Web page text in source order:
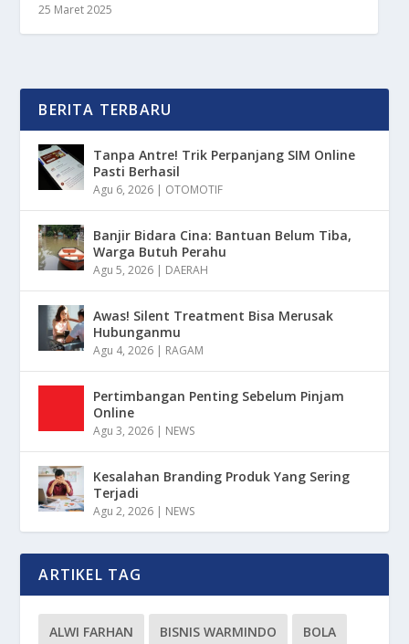
25 Maret 2025
BERITA TERBARU
Tanpa Antre! Trik Perpanjang SIM Online
Pasti Berhasil
Agu 6, 2026 | OTOMOTIF
Banjir Bidara Cina: Bantuan Belum Tiba,
Warga Butuh Perahu
Agu 5, 2026 | DAERAH
Awas! Silent Treatment Bisa Merusak
Hubunganmu
Agu 4, 2026 | RAGAM
Pertimbangan Penting Sebelum Pinjam
Online
Agu 3, 2026 | NEWS
Kesalahan Branding Produk Yang Sering
Terjadi
Agu 2, 2026 | NEWS
ARTIKEL TAG
ALWI FARHAN BISNIS WARMINDO BOLA